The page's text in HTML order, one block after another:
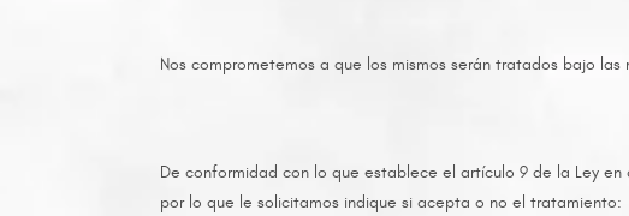
Nos comprometemos a que los mismos serán tratados bajo
De conformidad con lo que establece el artículo 9 de la Ley
por lo que le solicitamos indique si acepta o no el tratamiento: